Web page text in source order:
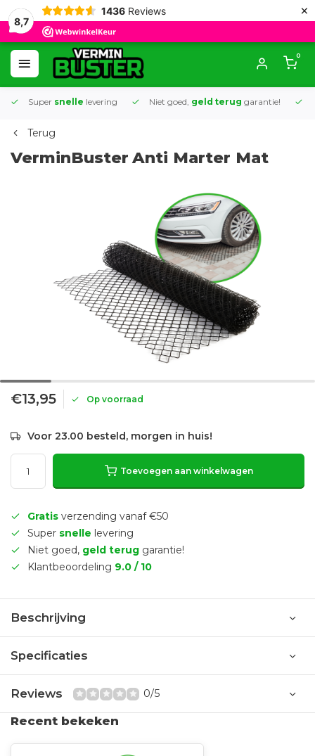
8,7
1436 Reviews ×
0
Super snelle levering Niet goed, geld terug garantie!
Terug
VerminBuster Anti Marter Mat
€13,95 Op voorraad
Voor 23.00 besteld, morgen in huis!
Toevoegen aan winkelwagen
Gratis verzending vanaf €50
Super snelle levering
Niet goed, geld terug garantie!
Klantbeoordeling 9.0 / 10
Beschrijving
Specificaties
Reviews 0/5
Recent bekeken